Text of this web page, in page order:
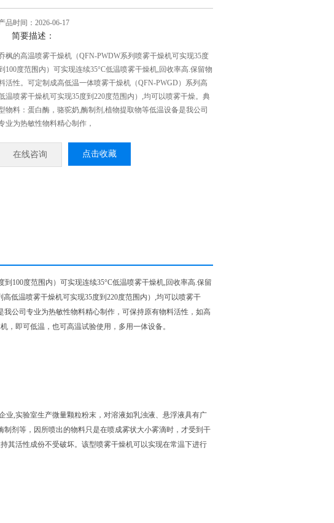
品时间：2026-06-17
简要描述：
枫的高温喷雾干燥机（QFN-PWDW系列喷雾干燥机可实现35度
100度范围内）可实现连续35°C低温喷雾干燥机,回收率高.保留物
活性。可定制成高低温一体喷雾干燥机（QFN-PWGD）系列高
温喷雾干燥机可实现35度到220度范围内）,均可以喷雾干燥。典
物料：蛋白酶，骆驼奶,酶制剂,植物提取物等低温设备是我公司
业为热敏性物料精心制作，
在线咨询 点击收藏
100度范围内）可实现连续35°C低温喷雾干燥机,回收率高.保留
低温喷雾干燥机可实现35度到220度范围内）,均可以喷雾干
公司专业为热敏性物料精心制作，可保持原有物料活性，如高
，即可低温，也可高温试验使用，多用一体设备。
业,实验室生产微量颗粒粉末，对溶液如乳浊液、悬浮液具有广
剂等，因所喷出的物料只是在喷成雾状大小雾滴时，才受到干
其活性成份不受破坏。该型喷雾干燥机可以实现在常温下进行